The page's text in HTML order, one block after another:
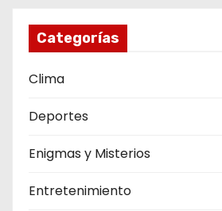
Categorías
Clima
Deportes
Enigmas y Misterios
Entretenimiento